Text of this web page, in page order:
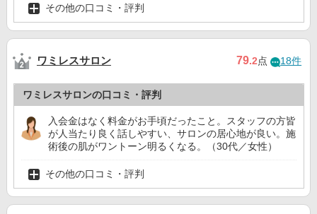
その他の口コミ・評判
ワミレスサロン 79.2点 18件
ワミレスサロンの口コミ・評判
入会金はなく料金がお手頃だったこと。スタッフの方皆
が人当たり良く話しやすい、サロンの居心地が良い。施
術後の肌がワントーン明るくなる。（30代／女性）
その他の口コミ・評判